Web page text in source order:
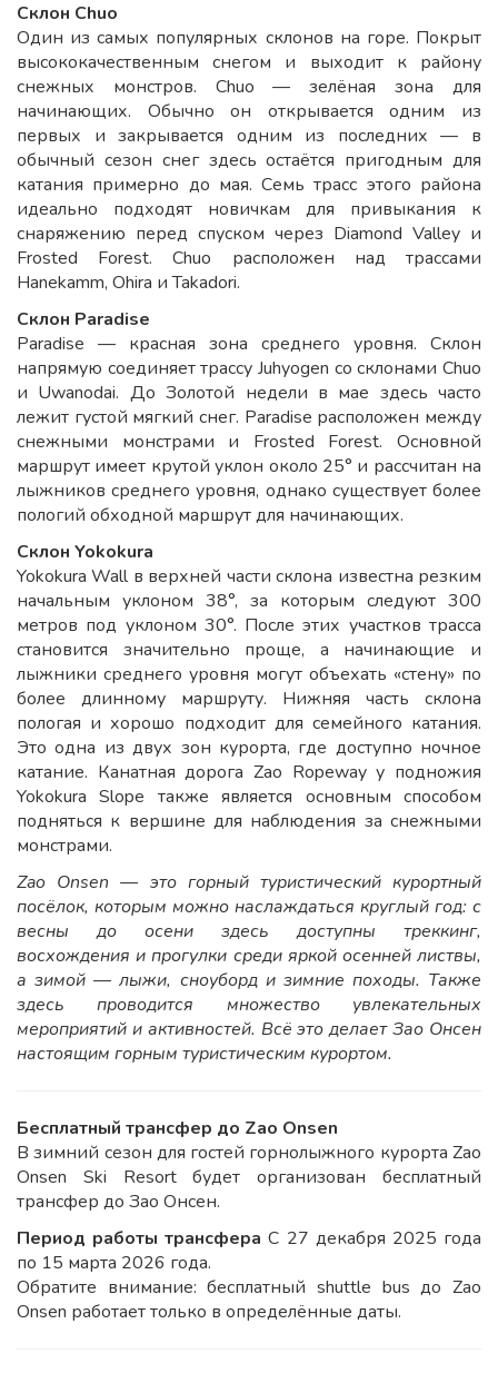
Склон Chuo
Один из самых популярных склонов на горе. Покрыт
высококачественным снегом и выходит к району
снежных монстров. Chuo — зелёная зона для
начинающих. Обычно он открывается одним из
первых и закрывается одним из последних — в
обычный сезон снег здесь остаётся пригодным для
катания примерно до мая. Семь трасс этого района
идеально подходят новичкам для привыкания к
снаряжению перед спуском через Diamond Valley и
Frosted Forest. Chuo расположен над трассами
Hanekamm, Ohira и Takadori.
Склон Paradise
Paradise — красная зона среднего уровня. Склон
напрямую соединяет трассу Juhyogen со склонами Chuo
и Uwanodai. До Золотой недели в мае здесь часто
лежит густой мягкий снег. Paradise расположен между
снежными монстрами и Frosted Forest. Основной
маршрут имеет крутой уклон около 25° и рассчитан на
лыжников среднего уровня, однако существует более
пологий обходной маршрут для начинающих.
Склон Yokokura
Yokokura Wall в верхней части склона известна резким
начальным уклоном 38°, за которым следуют 300
метров под уклоном 30°. После этих участков трасса
становится значительно проще, а начинающие и
лыжники среднего уровня могут объехать «стену» по
более длинному маршруту. Нижняя часть склона
пологая и хорошо подходит для семейного катания.
Это одна из двух зон курорта, где доступно ночное
катание. Канатная дорога Zao Ropeway у подножия
Yokokura Slope также является основным способом
подняться к вершине для наблюдения за снежными
монстрами.
Zao Onsen — это горный туристический курортный
посёлок, которым можно наслаждаться круглый год: с
весны до осени здесь доступны треккинг,
восхождения и прогулки среди яркой осенней листвы,
а зимой — лыжи, сноуборд и зимние походы. Также
здесь проводится множество увлекательных
мероприятий и активностей. Всё это делает Зао Онсен
настоящим горным туристическим курортом.
Бесплатный трансфер до Zao Onsen
В зимний сезон для гостей горнолыжного курорта Zao
Onsen Ski Resort будет организован бесплатный
трансфер до Зао Онсен.
Период работы трансфераС 27 декабря 2025 года
по 15 марта 2026 года.
Обратите внимание: бесплатный shuttle bus до Zao
Onsen работает только в определённые даты.